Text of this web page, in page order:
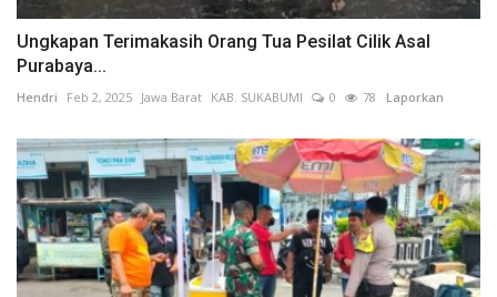
Ungkapan Terimakasih Orang Tua Pesilat Cilik Asal
Purabaya...
Hendri Feb 2, 2025 Jawa Barat KAB. SUKABUMI 0 78 Laporkan